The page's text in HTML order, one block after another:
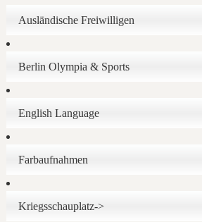
Ausländische Freiwilligen
Berlin Olympia & Sports
English Language
Farbaufnahmen
Kriegsschauplatz->